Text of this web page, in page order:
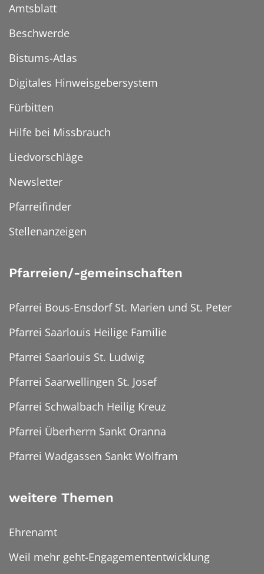
Amtsblatt
Beschwerde
Bistums-Atlas
Digitales Hinweisgebersystem
Fürbitten
Hilfe bei Missbrauch
Liedvorschläge
Newsletter
Pfarreifinder
Stellenanzeigen
Pfarreien/-gemeinschaften
Pfarrei Bous-Ensdorf St. Marien und St. Peter
Pfarrei Saarlouis Heilige Familie
Pfarrei Saarlouis St. Ludwig
Pfarrei Saarwellingen St. Josef
Pfarrei Schwalbach Heilig Kreuz
Pfarrei Überherrn Sankt Oranna
Pfarrei Wadgassen Sankt Wolfram
weitere Themen
Ehrenamt
Weil mehr geht-Engagemententwicklung